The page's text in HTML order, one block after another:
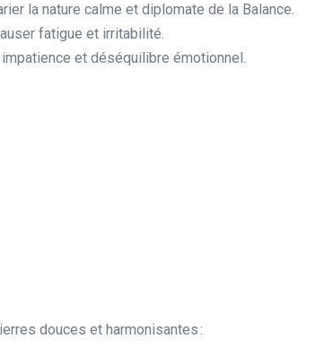
la nature calme et diplomate de la Balance.
fatigue et irritabilité.
et déséquilibre émotionnel.
douces et harmonisantes :